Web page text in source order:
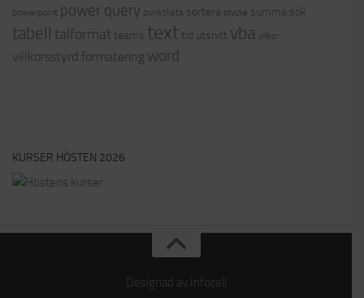
powerpoint power query punktlista sortera stycke summa sök
tabell talformat teams text tid utsnitt vba villkor
villkorsstyrd formatering word
KURSER HÖSTEN 2026
Designad av Infocell